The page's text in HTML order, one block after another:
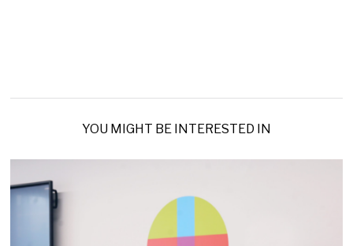
YOU MIGHT BE INTERESTED IN